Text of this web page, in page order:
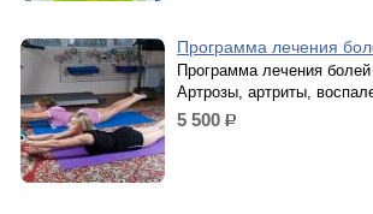
Программа лечения
Программа лечения
Артрозы, артриты,
5 500 р.